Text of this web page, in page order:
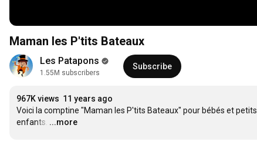
Maman les P'tits Bateaux
Les Patapons
1.55M subscribers
Subscribe
967K views 11 years ago
Voici la comptine "Maman les P'tits Bateaux" pour bébés et petits
enfants. …
...more